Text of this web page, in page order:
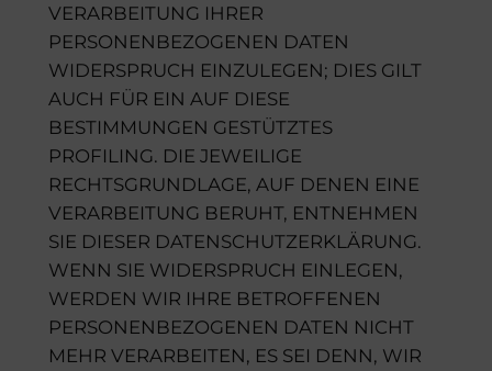
VERARBEITUNG IHRER
PERSONENBEZOGENEN DATEN
WIDERSPRUCH EINZULEGEN; DIES GILT
AUCH FÜR EIN AUF DIESE
BESTIMMUNGEN GESTÜTZTES
PROFILING. DIE JEWEILIGE
RECHTSGRUNDLAGE, AUF DENEN EINE
VERARBEITUNG BERUHT, ENTNEHMEN
SIE DIESER DATENSCHUTZERKLÄRUNG.
WENN SIE WIDERSPRUCH EINLEGEN,
WERDEN WIR IHRE BETROFFENEN
PERSONENBEZOGENEN DATEN NICHT
MEHR VERARBEITEN, ES SEI DENN, WIR